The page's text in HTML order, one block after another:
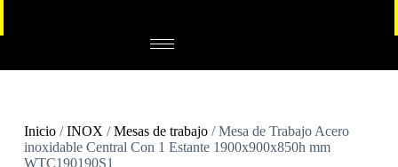
Inicio/INOX /Mesas de trabajo/ Mesa de Trabajo Acero
inoxidable Central Con 1 Estante 1900x900x850h mm
WTC190190S1